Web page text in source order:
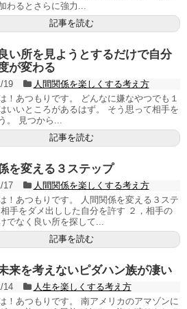
わるとさらに強力...
記事を読む
い所を見ようとするだけで自分
が変わる
19
人間関係を楽しくする考え方
！あつもりです。 どんなに嫌なやつでも１
いいところがあるはず。 そう思って相手を
。 見つから...
記事を読む
を変える３ステップ
17
人間関係を楽しくする考え方
！あつもりです。 人間関係を変える３ステ
手をダメ出しした自分を許す ２，相手の
でなく良い所を探して...
記事を読む
来を考えないピダハン族が凄い
14
人生を楽しくする考え方
！あつもりです。 南アメリカのアマゾンに